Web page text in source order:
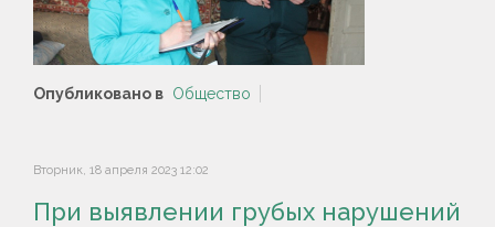
Опубликовано в Общество
Вторник, 18 апреля 2023 12:02
При выявлении грубых нарушений